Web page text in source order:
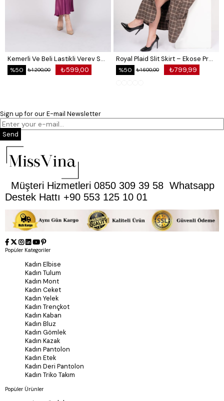
Kemerli Ve Beli Lastikli Verev Saten Etek 6791
₺599,00
₺1.200,00
%50
Royal Plaid Slit Skirt – Ekose Premium Long Skirt 6831
₺799,99
₺1.600,00
%50
Sign up for our E-mail Newsletter
Send
Müşteri Hizmetleri 0850 309 39 58 Whatsapp
Destek Hattı +90 553 125 10 01
Popüler Kategoriler
Kadın Elbise
Kadın Tulum
Kadın Mont
Kadın Ceket
Kadın Yelek
Kadın Trençkot
Kadın Kaban
Kadın Bluz
Kadın Gömlek
Kadın Kazak
Kadın Pantolon
Kadın Etek
Kadın Deri Pantolon
Kadın Triko Takım
Popüler Ürünler